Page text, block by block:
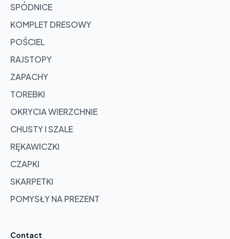
SPÓDNICE
KOMPLET DRESOWY
POŚCIEL
RAJSTOPY
ZAPACHY
TOREBKI
OKRYCIA WIERZCHNIE
CHUSTY I SZALE
RĘKAWICZKI
CZAPKI
SKARPETKI
POMYSŁY NA PREZENT
Contact